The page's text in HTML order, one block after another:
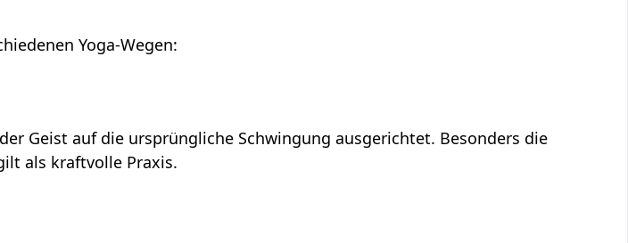
Yoga-Wegen:
Geist auf die ursprüngliche Schwingung ausgerichtet. Besonders die
als kraftvolle Praxis.